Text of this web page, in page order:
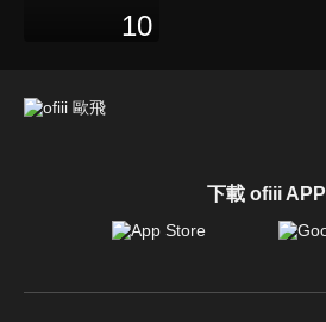
10
下載 ofiii APP